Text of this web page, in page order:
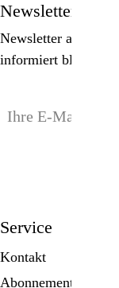
Newsletter
Newsletter
informiert bleiben!
Service
Kontakt
Abonnement